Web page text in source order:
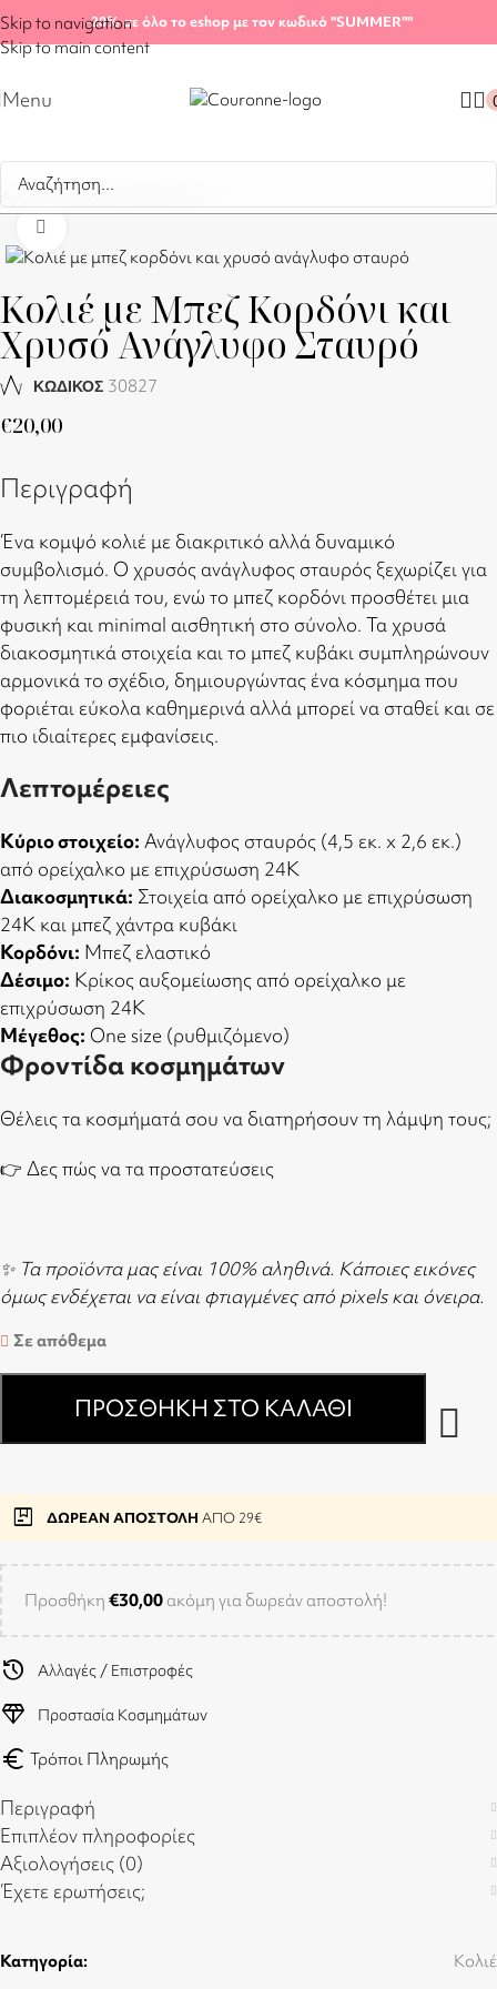
Skip to navigation
Skip to main content
-20%σε όλο το eshop με τον κωδικό "SUMMER""
Menu
Αρχική σελίδα
Κολιέ με Μπεζ Κορδόνι και
Χρυσό Ανάγλυφο Σταυρό
ΚΩΔΙΚΟΣ 30827
€20,00
Περιγραφή
Ένα κομψό κολιέ με διακριτικό αλλά δυναμικό
συμβολισμό. Ο χρυσός ανάγλυφος σταυρός ξεχωρίζει για
τη λεπτομέρειά του, ενώ το μπεζ κορδόνι προσθέτει μια
φυσική και minimal αισθητική στο σύνολο. Τα χρυσά
διακοσμητικά στοιχεία και το μπεζ κυβάκι συμπληρώνουν
αρμονικά το σχέδιο, δημιουργώντας ένα κόσμημα που
φοριέται εύκολα καθημερινά αλλά μπορεί να σταθεί και σε
πιο ιδιαίτερες εμφανίσεις.
Λεπτομέρειες
Κύριο στοιχείο: Ανάγλυφος σταυρός (4,5 εκ. x 2,6 εκ.)
από ορείχαλκο με επιχρύσωση 24Κ
Διακοσμητικά: Στοιχεία από ορείχαλκο με επιχρύσωση
24Κ και μπεζ χάντρα κυβάκι
Κορδόνι: Μπεζ ελαστικό
Δέσιμο: Κρίκος αυξομείωσης από ορείχαλκο με
επιχρύσωση 24Κ
Μέγεθος: One size (ρυθμιζόμενο)
Φροντίδα κοσμημάτων
Θέλεις τα κοσμήματά σου να διατηρήσουν τη λάμψη τους;
👉 Δες πώς να τα προστατεύσεις
✨ Τα προϊόντα μας είναι 100% αληθινά. Κάποιες εικόνες
όμως ενδέχεται να είναι φτιαγμένες από pixels και όνειρα.
Σε απόθεμα
ΠΡΟΣΘΉΚΗ ΣΤΟ ΚΑΛΆΘΙ
package ΔΩΡΕΑΝ ΑΠΟΣΤΟΛΗ ΑΠΟ 29€
Προσθήκη €30,00 ακόμη για δωρεάν αποστολή!
history Αλλαγές / Επιστροφές
diamond Προστασία Κοσμημάτων
euro Τρόποι Πληρωμής
Περιγραφή
Επιπλέον πληροφορίες
Αξιολογήσεις (0)
Έχετε ερωτήσεις;
Κατηγορία: Κολιέ